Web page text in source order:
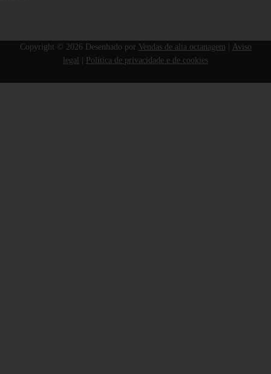
Copyright © 2026 Desenhado por Vendas de alta octanagem | Aviso
legal | Política de privacidade e de cookies